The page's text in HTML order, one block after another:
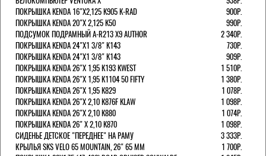
ПОКРЫШКА KENDA 16"Х2,125 K905 K-RAD
900Р.
ПОКРЫШКА KENDA 20"Х 2,125 K50
990Р.
ПОДСУМОК ПОДРАМНЫЙ A-R213 X9 AUTHOR
2 340Р.
ПОКРЫШКА KENDA 24"Х1 3/8" K143
730Р.
ПОКРЫШКА KENDA 24"Х1 3/8" K143
909Р.
ПОКРЫШКА KENDA 26"Х 1,95 K193 KWEST
1 510Р.
ПОКРЫШКА KENDA 26"Х 1,95 K1104 50 FIFTY
1 380Р.
ПОКРЫШКА KENDA 26"Х 1,95 K829
1 078Р.
ПОКРЫШКА KENDA 26"Х 2,10 K876F KLAW
1 098Р.
ПОКРЫШКА KENDA 26"Х 2,10 K880
1 074Р.
ПОКРЫШКА KENDA 26" Х 2,10 K870
1 098Р.
СИДЕНЬЕ ДЕТСКОЕ "ПЕРЕДНЕЕ" НА РАМУ
3 333Р.
КРЫЛЬЯ SKS VELO 65 MOUNTAIN, 26" 65 ММ
1 700Р.